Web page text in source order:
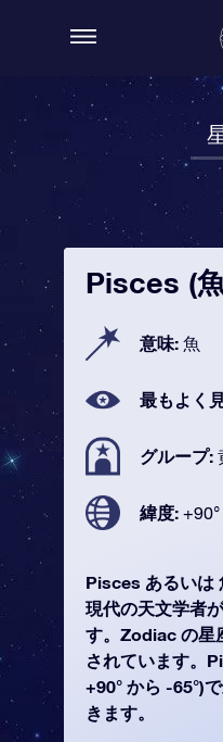
Pisces (
意味: 魚
最もよく
グループ:
緯度:
Pisces あるいは
現代の天文学者
す。Zodiac の星
されています。
+90° から -65°)
きます。